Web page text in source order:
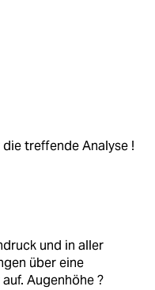
treffende Analyse !
und in aller
über eine
Augenhöhe ?